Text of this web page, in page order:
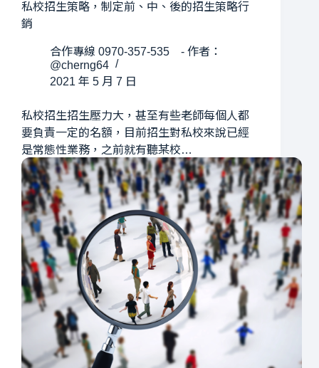
私校招生策略，制定前、中、後的招生策略行
銷
合作專線 0970-357-535 - 作者：
@cherng64
2021 年 5 月 7 日
私校招生招生壓力大，甚至有些老師每個人都
要負責一定的名額，目前招生對私校來說已經
是常態性業務，之前就有聽某校…